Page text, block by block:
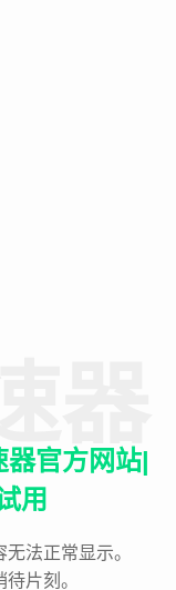
官方网站|
用
法正常显示。
片刻。